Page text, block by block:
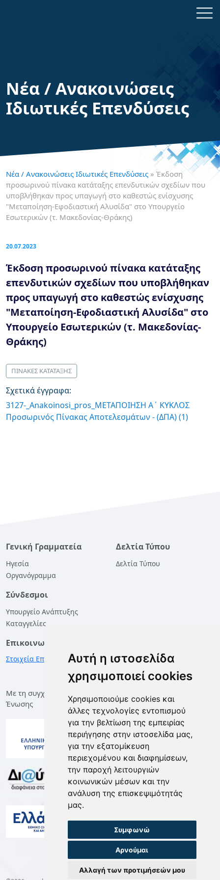
Αυτή η ιστοσελίδα
χρησιμοποιεί cookies
Χρησιμοποιούμε cookies και
άλλες τεχνολογίες εντοπισμού
για την βελτίωση της εμπειρίας
περιήγησης στην ιστοσελίδα μας,
για την εξατομίκευση
περιεχομένου και διαφημίσεων,
την παροχή λειτουργιών
κοινωνικών μέσων και την
ανάλυση της επισκεψιμότητάς
μας.
Συμφωνώ
Αρνούμαι
Αλλαγή των προτιμήσεών μου
Νέα / Ανακοινώσεις
Ιδιωτικές Επενδύσεις
Νέα / Ανακοινώσεις Ιδιωτικές Επενδύσεις » Έκδοση
προσωρινού πίνακα κατάταξης επενδυτικών σχεδίων που
υποβλήθηκαν προς υπαγωγή στο καθεστώς ενίσχυσης
"Μεταποίηση-Εφοδιαστική Αλυσίδα" στo Υπουργείο
Εσωτερικών (τ. Μακεδονίας-Θράκης)
20.07.2023
Έκδοση προσωρινού πίνακα κατάταξης
επενδυτικών σχεδίων που υποβλήθηκαν
προς υπαγωγή στο καθεστώς ενίσχυσης
"Μεταποίηση-Εφοδιαστική Αλυσίδα" στo
Υπουργείο Εσωτερικών (τ. Μακεδονίας-
Θράκης)
ΠΙΝΑΚΕΣ ΚΑΤΑΤΑΞΗΣ
Σχετικά έγγραφα:
3127-_Anakoinosi_pros_ΜΕΤΑΠΟΙΗΣΗ Α΄ ΚΥΚΛΟΣ
Προσωρινός Πίνακας Αποτελεσμάτων - (ΔΠΑ) (1)
Γενική Γραμματεία
Ηγεσία
Οργανόγραμμα
Δελτία Τύπου
Δελτία Τύπου
Σύνδεσμοι
Υπουργείο Ανάπτυξης
Καταγγελίες
Επικοινωνία
Στοιχεία Επικοινωνίας
Με τη συγχρηματοδότηση της Ελλάδας και της Ευρωπαϊκής
Ένωσης